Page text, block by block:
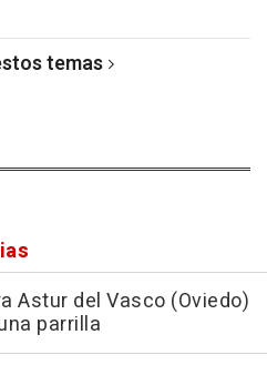
temas
Astur del Vasco (Oviedo)
parrilla